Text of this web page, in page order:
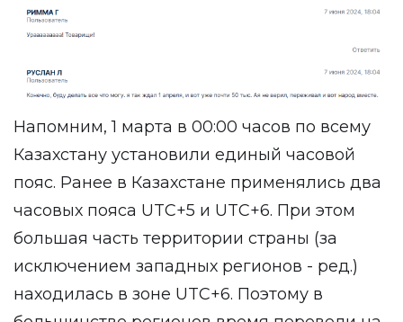
Напомним, 1 марта в 00:00 часов по всему
Казахстану установили единый часовой
пояс. Ранее в Казахстане применялись два
часовых пояса UTC+5 и UTC+6. При этом
большая часть территории страны (за
исключением западных регионов - ред.)
находилась в зоне UTC+6. Поэтому в